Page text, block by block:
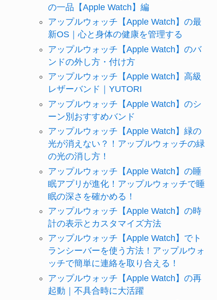
の一品【Apple Watch】編
アップルウォッチ【Apple Watch】の最
新OS｜心と身体の健康を管理する
アップルウォッチ【Apple Watch】のバ
ンドの外し方・付け方
アップルウォッチ【Apple Watch】高級
レザーバンド｜YUTORI
アップルウォッチ【Apple Watch】のシ
ーン別おすすめバンド
アップルウォッチ【Apple Watch】緑の
光が消えない？！アップルウォッチの緑
の光の消し方！
アップルウォッチ【Apple Watch】の睡
眠アプリが進化！アップルウォッチで睡
眠の深さを確かめる！
アップルウォッチ【Apple Watch】の時
計の表示とカスタマイズ方法
アップルウォッチ【Apple Watch】でト
ランシーバーを使う方法！アップルウォ
ッチで簡単に連絡を取り合える！
アップルウォッチ【Apple Watch】の再
起動｜不具合時に大活躍